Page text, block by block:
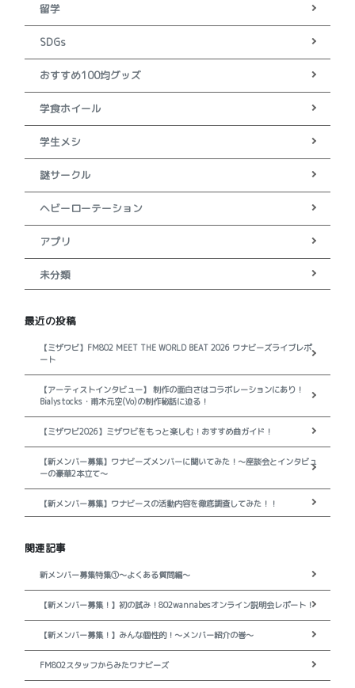
留学
SDGs
おすすめ100均グッズ
学食ホイール
学生メシ
謎サークル
ヘビーローテーション
アプリ
未分類
最近の投稿
【ミザワビ】FM802 MEET THE WORLD BEAT 2026 ワナビーズライブレポ
ート
【アーティストインタビュー】 制作の面白さはコラボレーションにあり！
Bialystocks・甫木元空(Vo)の制作秘話に迫る！
【ミザワビ2026】ミザワビをもっと楽しむ！おすすめ曲ガイド！
【新メンバー募集】ワナビーズメンバーに聞いてみた！～座談会とインタビュ
ーの豪華2本立て～
【新メンバー募集】ワナビースの活動内容を徹底調査してみた！！
関連記事
新メンバー募集特集①～よくある質問編～
【新メンバー募集！】初の試み！802wannabesオンライン説明会レポート！
【新メンバー募集！】みんな個性的！～メンバー紹介の巻～
FM802スタッフからみたワナビーズ